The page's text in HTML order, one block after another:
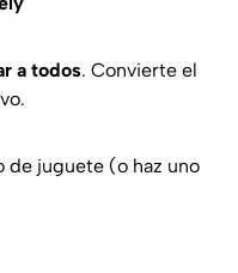
a todos. Convierte el
de juguete (o haz uno